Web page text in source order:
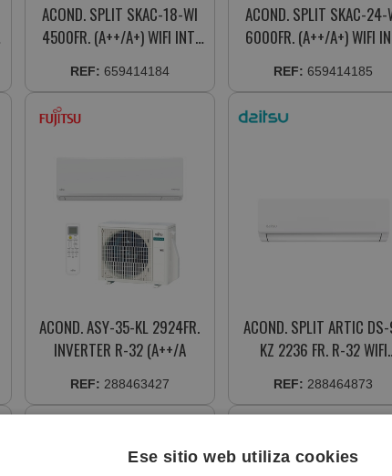
ACOND. SPLIT SKAC-18-WI
4500FR. (A++/A+) WIFI INT.
REF: 659414184
ACOND. SPLIT SKAC-24-
6000FR. (A++/A+) WIFI
REF: 659414185
ACOND. ASY-35-KL 2924FR.
INVERTER R-32 (A++/A
REF: 288463427
ACOND. SPLIT ARTIC
KZ 2236 FR. R-32 WIFI
(3NDA01702
REF: 288464873
Ese sitio web utiliza cookies